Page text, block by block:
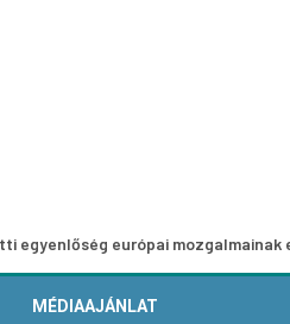
európai mozgalmainak
MÉDIAAJÁNLAT